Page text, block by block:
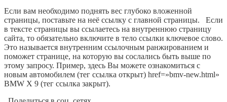
Если вам необходимо поднять вес глубоко вложенной
страницы, поставьте на неё ссылку с главной страницы. Если
в тексте страницы вы ссылаетесь на внутреннюю страницу
сайта, то обязательно включите в тело ссылки ключевое слово.
Это называется внутренним ссылочным ранжированием и
поможет странице, на которую вы сослались быть выше по
этому запросу. Пример, здесь Вы можете ознакомиться с
новым автомобилем (тег ссылка открыт) href=»bmv-new.html»
BMW X 9 (тег ссылка закрыт).